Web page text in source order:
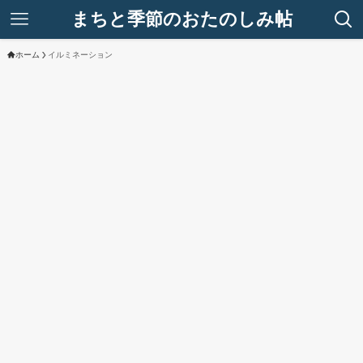
まちと季節のおたのしみ帖
ホーム イルミネーション